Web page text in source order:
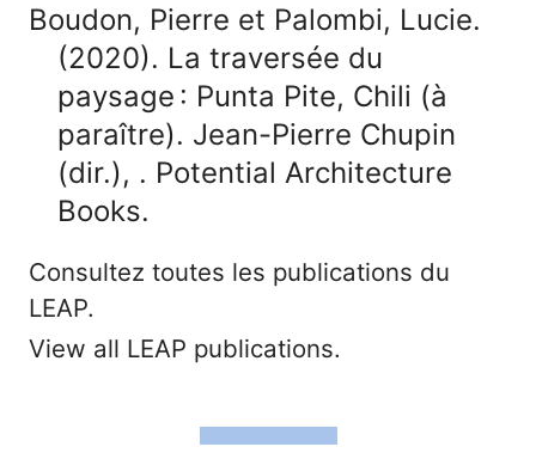
Boudon, Pierre et Palombi, Lucie.
(2020). La traversée du
paysage : Punta Pite, Chili (à
paraître). Jean-Pierre Chupin
(dir.), . Potential Architecture
Books.
Consultez toutes les publications du
LEAP.
View all LEAP publications.